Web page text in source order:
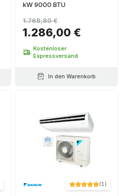
kW 9000 BTU
1.286,00 €
1.768,80 €
Kostenloser
Expressversand
In den Warenkorb
(1)